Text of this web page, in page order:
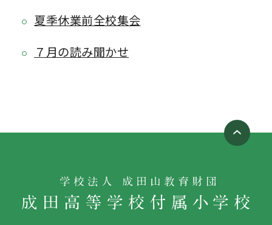
夏季休業前全校集会
７月の読み聞かせ